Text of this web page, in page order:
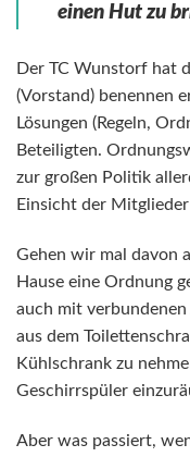
einen Hut zu
Der TC Wunstorf hat
(Vorstand) benennen
Lösungen (Regeln,
Beteiligten.
zur großen Politik
Einsicht der
Gehen wir mal davon
Hause eine Ordnung
auch mit
aus dem
Kühlschrank zu
Geschirrspüler
Aber was passiert,